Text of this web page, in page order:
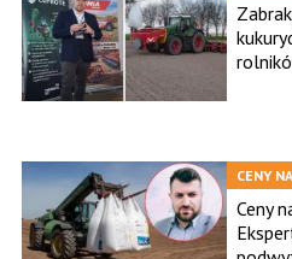
CENY
Ceny